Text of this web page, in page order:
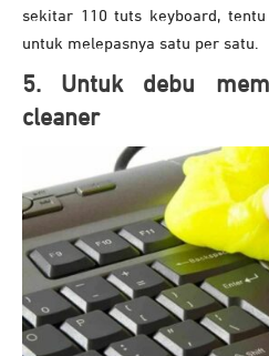
sekitar 110 tuts keyboard,
untuk melepasnya satu per satu.
5. Untuk debu
cleaner